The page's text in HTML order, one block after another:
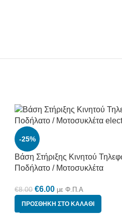
-25%
Βάση Στήριξης Κινητού
Ποδήλατο / Μοτοσυκλέτα
€8.00 €6.00 με Φ.Π.Α
ΠΡΟΣΘΉΚΗ ΣΤΟ ΚΑΛΆΘΙ